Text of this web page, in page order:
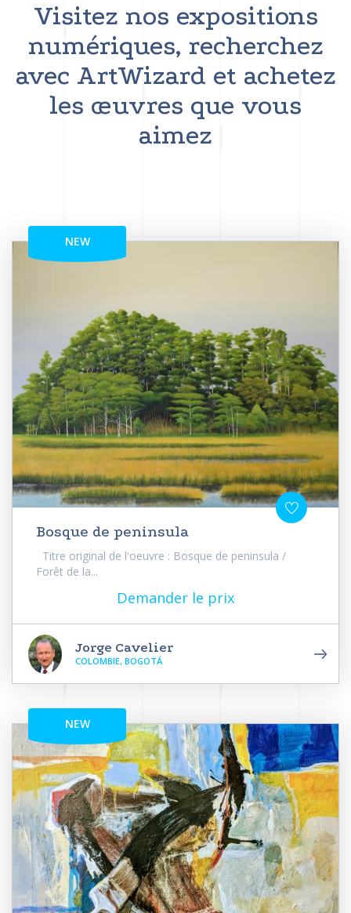
Visitez nos expositions
numériques, recherchez
avec ArtWizard et achetez
les œuvres que vous
aimez
NEW
Bosque de peninsula
Titre original de l'oeuvre : Bosque de peninsula /
Forêt de la...
Demander le prix
Jorge Cavelier
COLOMBIE, BOGOTÁ
NEW